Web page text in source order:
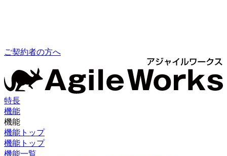
ご契約者の方へ
特長
機能
機能
機能トップ
機能トップ
機能一覧